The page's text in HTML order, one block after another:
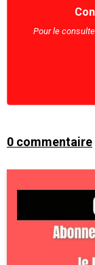
Pour le
0 commentaire